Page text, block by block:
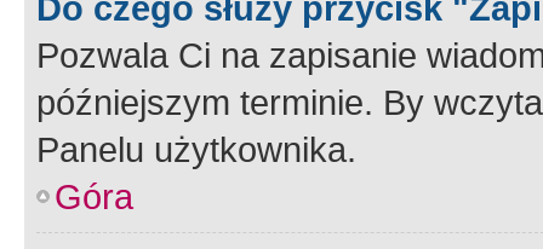
Pozwala Ci na zapisanie
późniejszym terminie. By
Panelu użytkownika.
Góra